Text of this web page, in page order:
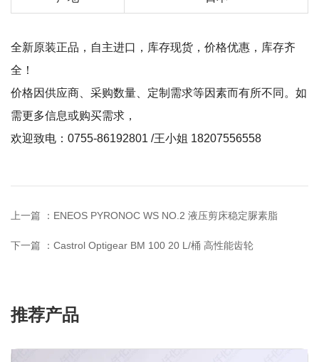
全新原装正品，自主进口，库存现货，价格优惠，库存齐
全！
价格因供应商、采购数量、定制需求等因素而有所不同。如
需更多信息或购买需求，
欢迎致电：0755-86192801 /王小姐 18207556558
上一篇 ： ENEOS PYRONOC WS NO.2 液压剪床稳定脲素脂
下一篇 ： Castrol Optigear BM 100 20 L/桶 高性能齿轮
推荐产品